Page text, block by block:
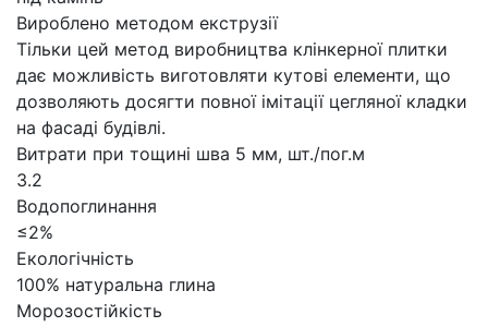
Вироблено методом екструзії
Тільки цей метод виробництва клінкерної плитки
дає можливість виготовляти кутові елементи, що
дозволяють досягти повної імітації цегляної кладки
на фасаді будівлі.
Витрати при тощині шва 5 мм, шт./пог.м
3.2
Водопоглинання
≤2%
Екологічність
100% натуральна глина
Морозостійкість